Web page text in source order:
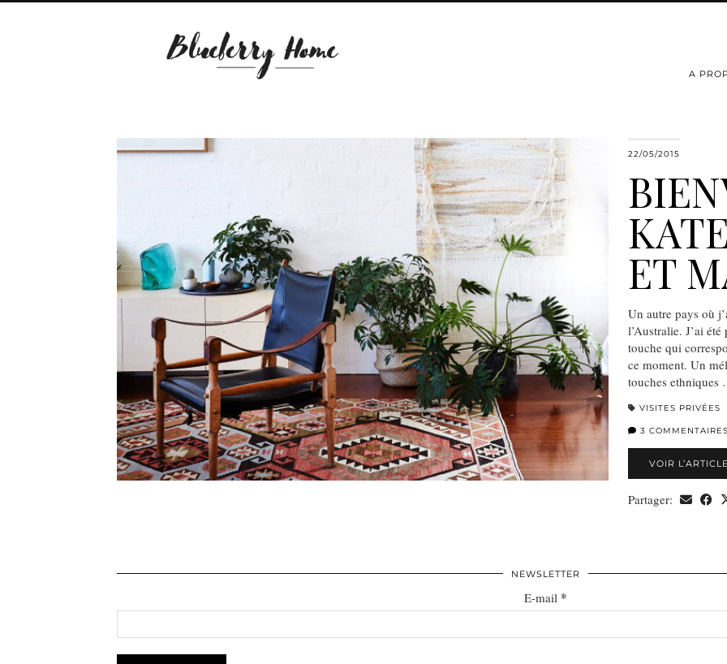
A
22/05/2015
ET
Un autre pays où
l’Australie. J’ai
touche qui
ce moment. Un
touches ethniques
VISITES PRIVÉES
3 COMMENTAIRES
VOIR L’ARTICLE
Partager:
NEWSLETTER
E-mail *